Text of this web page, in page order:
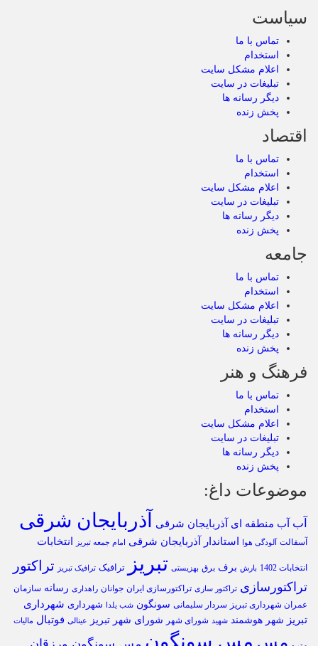
سیاست
تماس با ما
استخدام
اعلام مشکل سایت
تبلیغات در سایت
دیگر رسانه ها
پخش زنده
اقتصاد
تماس با ما
استخدام
اعلام مشکل سایت
تبلیغات در سایت
دیگر رسانه ها
پخش زنده
جامعه
تماس با ما
استخدام
اعلام مشکل سایت
تبلیغات در سایت
دیگر رسانه ها
پخش زنده
فرهنگ و هنر
تماس با ما
استخدام
اعلام مشکل سایت
تبلیغات در سایت
دیگر رسانه ها
پخش زنده
موضوعات داغ:
آب آب منطقه ای آذربایجان شرقی آذربایجان شرقی
آسفالت آلودگی هوا استاندار آذربایجان شرقی امام جمعه تبریز انتخابات
انتخابات 1402 بارش برف برق بهزیستی تبریز ترافیک ترافیک تبریز تراکتور
تراکتورسازی تراکتور سازی تراکتورسازی ایران جوانان راهداری رسانه سازمان
عمران شهرداری تبریز سردار سلیمانی سونگون شب یلدا شهرداری شهرداری
تبریز شهر هوشمند شهید شورای شهر شورای شهر تبریز عینالی فوتبال مالیات
مس مس سونگون